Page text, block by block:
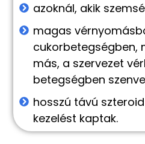
azoknál, akik
magas
cukorbetegségben,
más, a szervezet
betegségben
hosszú távú
kezelést kaptak.